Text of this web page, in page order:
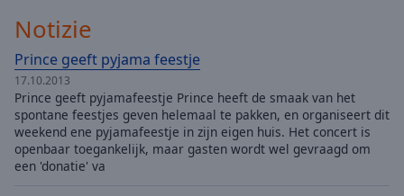
Notizie
Prince geeft pyjama feestje
17.10.2013
Prince geeft pyjamafeestje Prince heeft de smaak van het
spontane feestjes geven helemaal te pakken, en organiseert dit
weekend ene pyjamafeestje in zijn eigen huis. Het concert is
openbaar toegankelijk, maar gasten wordt wel gevraagd om
een 'donatie' va